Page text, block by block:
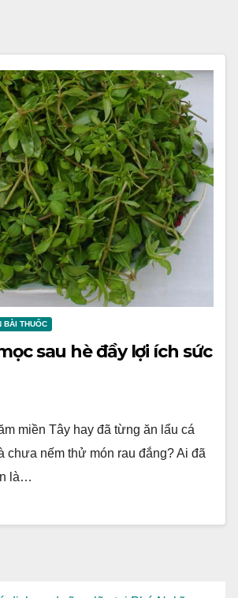
BÀI THUỐC
sau hè đầy lợi ích sức
miền Tây hay đã từng ăn lẩu cá
chưa nếm thử món rau đắng? Ai đã
là…